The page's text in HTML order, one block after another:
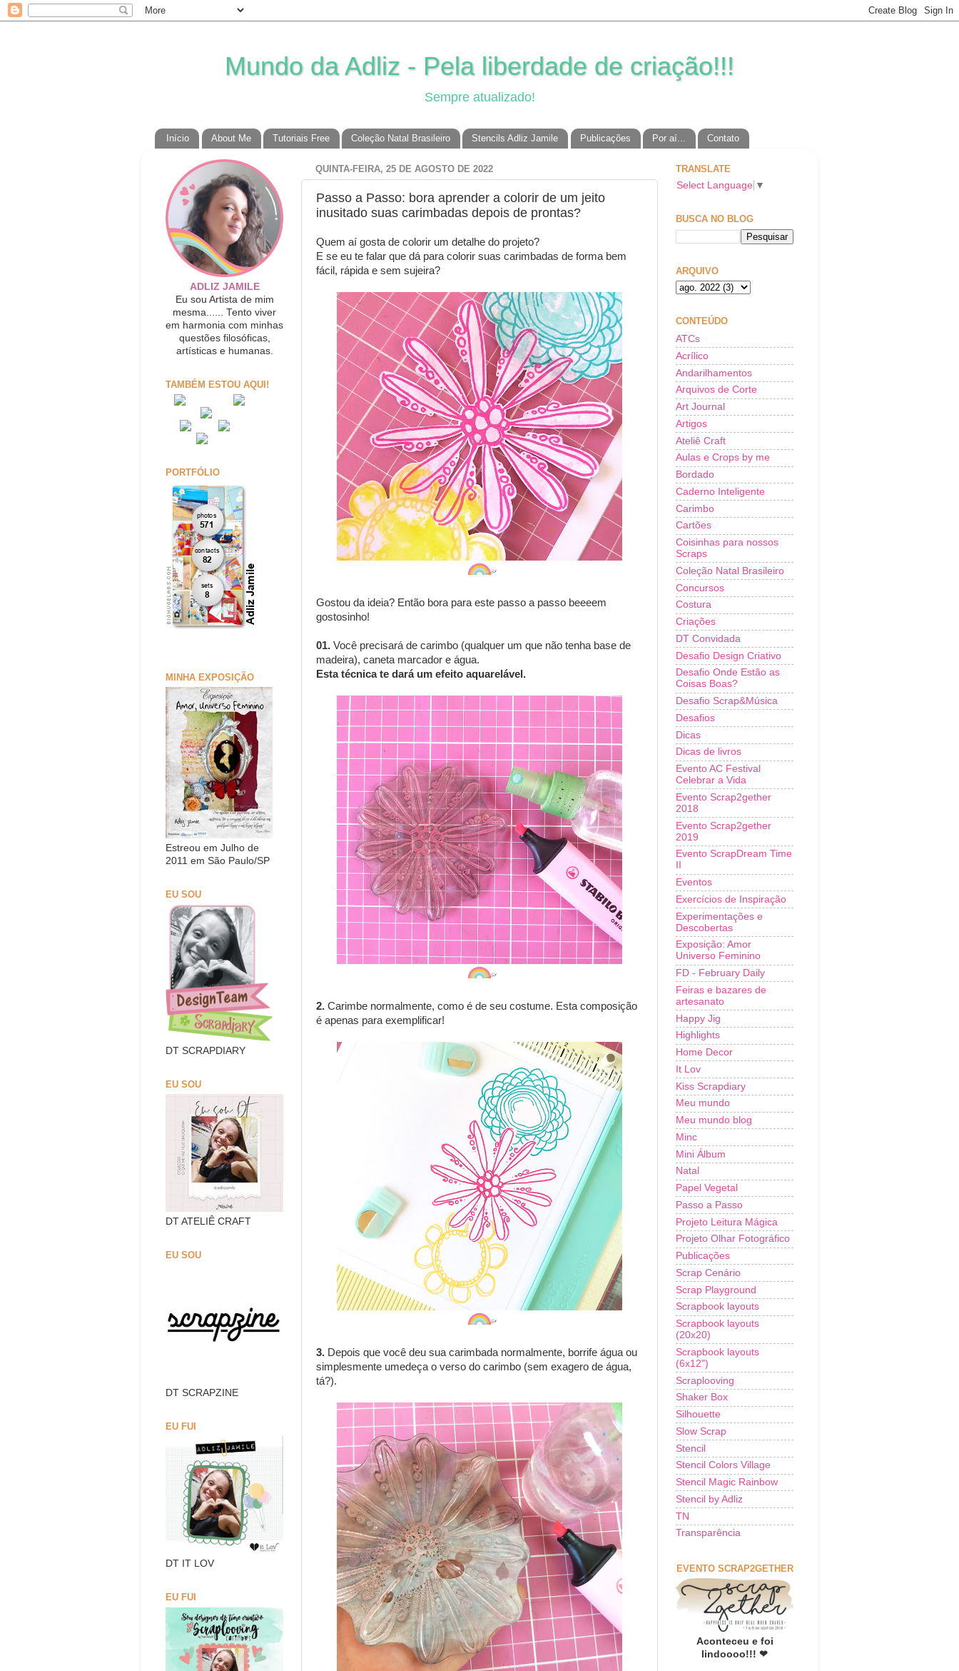
Mundo da Adliz - Pela liberdade de criação!!!
Sempre atualizado!
Início About Me Tutoriais Free Coleção Natal Brasileiro Stencils Adliz Jamile Publicações Por aí... Contato
QUINTA-FEIRA, 25 DE AGOSTO DE 2022
Passo a Passo: bora aprender a colorir de um jeito
inusitado suas carimbadas depois de prontas?
Quem aí gosta de colorir um detalhe do projeto?
E se eu te falar que dá para colorir suas carimbadas de forma bem
fácil, rápida e sem sujeira?
Gostou da ideia? Então bora para este passo a passo beeeem
gostosinho!
01. Você precisará de carimbo (qualquer um que não tenha base de
madeira), caneta marcador e água.
Esta técnica te dará um efeito aquarelável.
2. Carimbe normalmente, como é de seu costume. Esta composição
é apenas para exemplificar!
3. Depois que você deu sua carimbada normalmente, borrife água ou
simplesmente umedeça o verso do carimbo (sem exagero de água,
tá?).
ADLIZ JAMILE
Eu sou Artista de mim
mesma...... Tento viver
em harmonia com minhas
questões filosóficas,
artísticas e humanas.
TAMBÉM ESTOU AQUI!
PORTFÓLIO
MINHA EXPOSIÇÃO
Estreou em Julho de
2011 em São Paulo/SP
EU SOU
DT SCRAPDIARY
EU SOU
DT ATELIÊ CRAFT
EU SOU
DT SCRAPZINE
EU FUI
DT IT LOV
EU FUI
TRANSLATE
Select Language ▼
BUSCA NO BLOG
ARQUIVO
CONTEÚDO
ATCs
Acrílico
Andarilhamentos
Arquivos de Corte
Art Journal
Artigos
Ateliê Craft
Aulas e Crops by me
Bordado
Caderno Inteligente
Carimbo
Cartões
Coisinhas para nossos
Scraps
Coleção Natal Brasileiro
Concursos
Costura
Criações
DT Convidada
Desafio Design Criativo
Desafio Onde Estão as
Coisas Boas?
Desafio Scrap&Música
Desafios
Dicas
Dicas de livros
Evento AC Festival
Celebrar a Vida
Evento Scrap2gether
2018
Evento Scrap2gether
2019
Evento ScrapDream Time
Eventos
Exercícios de Inspiração
Experimentações e
Descobertas
Exposição: Amor
Universo Feminino
FD - February Daily
Feiras e bazares de
artesanato
Happy Jig
Highlights
Home Decor
It Lov
Kiss Scrapdiary
Meu mundo
Meu mundo blog
Minc
Mini Álbum
Natal
Papel Vegetal
Passo a Passo
Projeto Leitura Mágica
Projeto Olhar Fotográfico
Publicações
Scrap Cenário
Scrap Playground
Scrapbook layouts
Scrapbook layouts
(20x20)
Scrapbook layouts
(6x12")
Scraplooving
Shaker Box
Silhouette
Slow Scrap
Stencil
Stencil Colors Village
Stencil Magic Rainbow
Stencil by Adliz
TN
Transparência
EVENTO SCRAP2GETHER
Aconteceu e foi
lindoooo!!! ❤